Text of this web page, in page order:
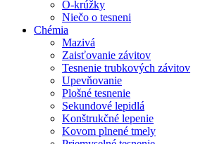
O-krúžky
Niečo o tesneni
Chémia
Mazivá
Zaisťovanie závitov
Tesnenie trubkových závitov
Upevňovanie
Plošné tesnenie
Sekundové lepidlá
Konštrukčné lepenie
Kovom plnené tmely